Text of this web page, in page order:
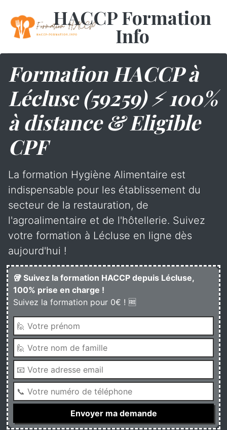
HACCP Formation
Info
Formation HACCP à
Lécluse (59259) ⚡ 100%
à distance & Eligible
CPF
La formation Hygiène Alimentaire est
indispensable pour les établissement du
secteur de la restauration, de
l'agroalimentaire et de l'hôtellerie. Suivez
votre formation à Lécluse en ligne dès
aujourd'hui !
🥡 Suivez la formation HACCP depuis Lécluse,
100% prise en charge !
Suivez la formation pour 0€ ! 🆓